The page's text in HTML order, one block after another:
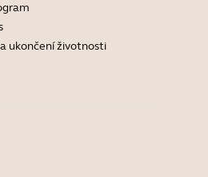
ukončení životnosti